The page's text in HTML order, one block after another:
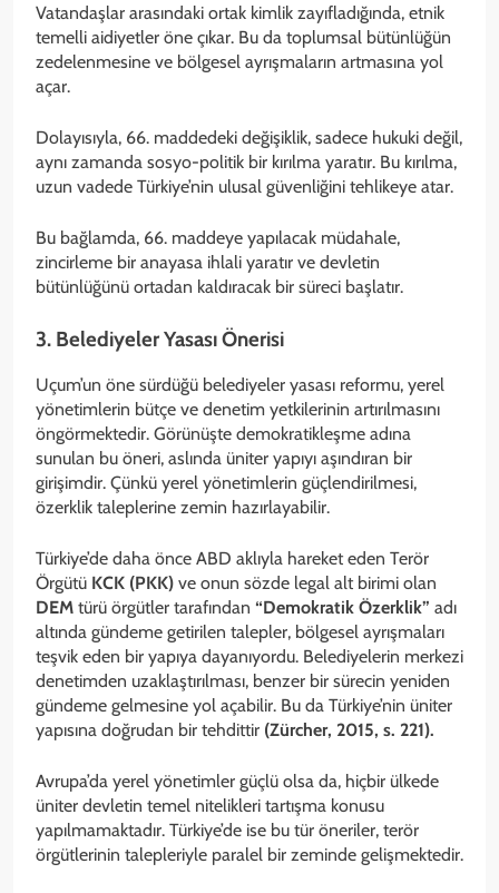
Vatandaşlar arasındaki ortak kimlik zayıfladığında, etnik
temelli aidiyetler öne çıkar. Bu da toplumsal bütünlüğün
zedelenmesine ve bölgesel ayrışmaların artmasına yol
açar.
Dolayısıyla, 66. maddedeki değişiklik, sadece hukuki değil,
aynı zamanda sosyo-politik bir kırılma yaratır. Bu kırılma,
uzun vadede Türkiye’nin ulusal güvenliğini tehlikeye atar.
Bu bağlamda, 66. maddeye yapılacak müdahale,
zincirleme bir anayasa ihlali yaratır ve devletin
bütünlüğünü ortadan kaldıracak bir süreci başlatır.
3. Belediyeler Yasası Önerisi
Uçum’un öne sürdüğü belediyeler yasası reformu, yerel
yönetimlerin bütçe ve denetim yetkilerinin artırılmasını
öngörmektedir. Görünüşte demokratikleşme adına
sunulan bu öneri, aslında üniter yapıyı aşındıran bir
girişimdir. Çünkü yerel yönetimlerin güçlendirilmesi,
özerklik taleplerine zemin hazırlayabilir.
Türkiye’de daha önce ABD aklıyla hareket eden Terör
Örgütü KCK (PKK) ve onun sözde legal alt birimi olan
DEM türü örgütler tarafından “Demokratik Özerklik” adı
altında gündeme getirilen talepler, bölgesel ayrışmaları
teşvik eden bir yapıya dayanıyordu. Belediyelerin merkezi
denetimden uzaklaştırılması, benzer bir sürecin yeniden
gündeme gelmesine yol açabilir. Bu da Türkiye’nin üniter
yapısına doğrudan bir tehdittir (Zürcher, 2015, s. 221).
Avrupa’da yerel yönetimler güçlü olsa da, hiçbir ülkede
üniter devletin temel nitelikleri tartışma konusu
yapılmamaktadır. Türkiye’de ise bu tür öneriler, terör
örgütlerinin talepleriyle paralel bir zeminde gelişmektedir.